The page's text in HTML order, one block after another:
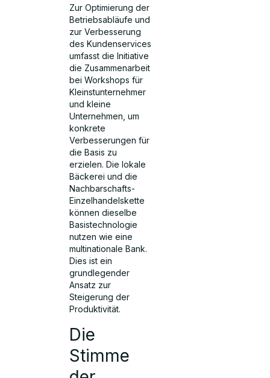
Zur Optimierung der
Betriebsabläufe und
zur Verbesserung
des Kundenservices
umfasst die Initiative
die Zusammenarbeit
bei Workshops für
Kleinstunternehmer
und kleine
Unternehmen, um
konkrete
Verbesserungen für
die Basis zu
erzielen. Die lokale
Bäckerei und die
Nachbarschafts-
Einzelhandelskette
können dieselbe
Basistechnologie
nutzen wie eine
multinationale Bank.
Dies ist ein
grundlegender
Ansatz zur
Steigerung der
Produktivität.
Die
Stimme